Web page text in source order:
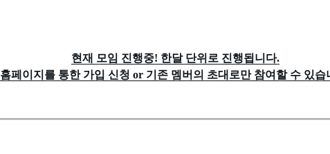
현재 모임 진행중! 한달 단위로 진행됩니다.
홈페이지를 통한 가입 신청 or 기존 멤버의 초대로만 참여할 수 있습